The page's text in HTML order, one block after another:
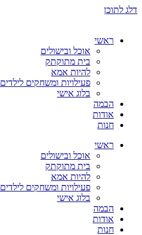
דלג לתוכן
ראשי
אוכל ובישולים
בית מתוקתק
להיות אמא
פעילויות ומשחקים לילדים
בלוג אישי
הבמה
אודות
חנות
ראשי
אוכל ובישולים
בית מתוקתק
להיות אמא
פעילויות ומשחקים לילדים
בלוג אישי
הבמה
אודות
חנות